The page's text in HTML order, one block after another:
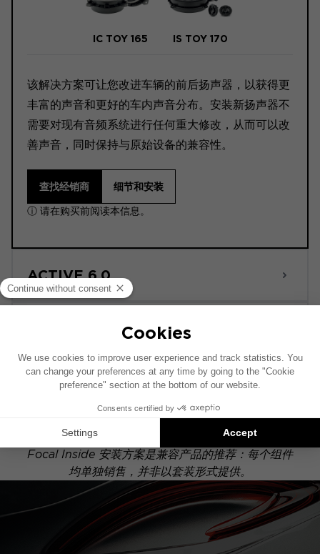
IC TOY 165 IS TOY 170
该解决方案可让您改进车辆的前后扬声器，以获得更
丰富的声音和更好的车内声音分布。安装新扬声器不
需要对现有音频系统进行任何重大修改，从而可以改
善声音，同时保持与原始设备的兼容性。
查找经销商 细节和安装
ⓘ 请在购买前阅读本信息。
ACTIVE 6.0
此安装示意图基于配有原厂音响系统的车辆绘制。如果
您的车辆配有特定的高保真选装配置，图中所示组件的
位置可能会有所不同。
Focal Inside 安装方案是兼容产品的推荐：每个组件
均单独销售，并非以套装形式提供。